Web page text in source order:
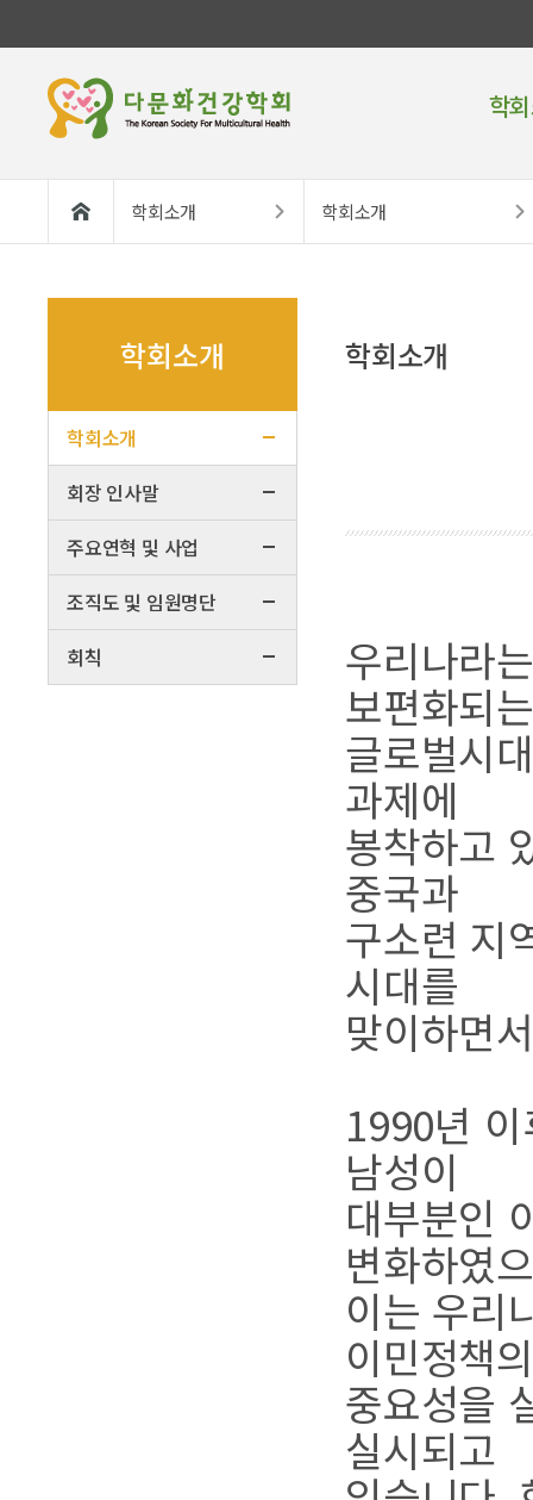
학
학회소개 학회소개
학회소개
학회소개
회장 인사말
주요연혁 및 사업
조직도 및 임원명단
회칙
학회소개
우리나라
보편화되는
글로벌시
과제에
봉착하고
중국과
구소련 지
시대를
맞이하면
1990년
남성이
대부분인
변화하였
이는 우리
이민정책의
중요성을
실시되고